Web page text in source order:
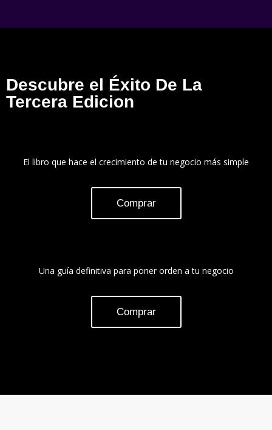
Descubre el Éxito De La
Tercera Edicion
El libro que hace el crecimiento de tu negocio más simple
Comprar
Una guía definitiva para poner orden a tu negocio
Comprar